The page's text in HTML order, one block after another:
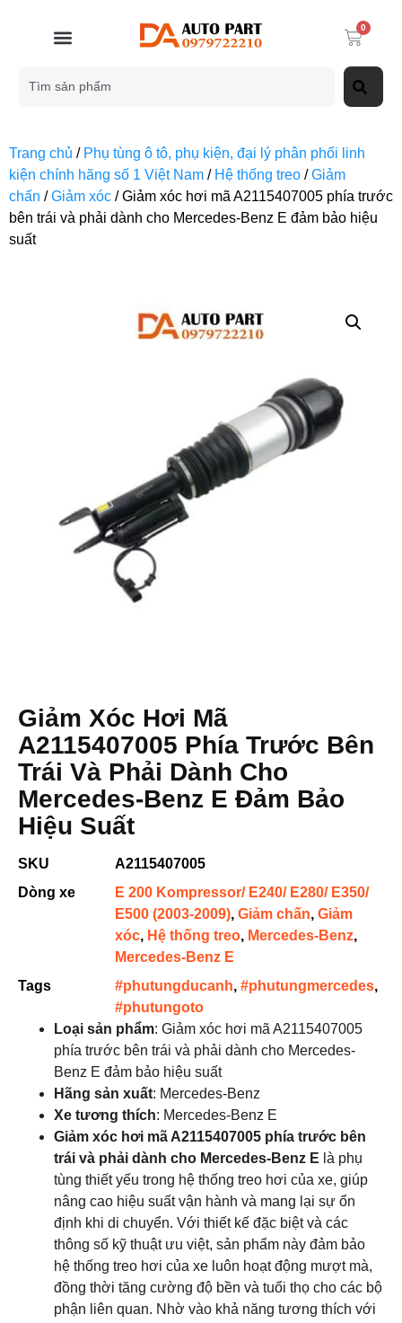
0
Trang chủ / Phụ tùng ô tô, phụ kiện, đại lý phân phối linh
kiện chính hãng số 1 Việt Nam / Hệ thống treo /Giảm
chấn /Giảm xóc / Giảm xóc hơi mã A2115407005 phía trước
bên trái và phải dành cho Mercedes-Benz E đảm bảo hiệu
suất
Giảm Xóc Hơi Mã
A2115407005 Phía Trước Bên
Trái Và Phải Dành Cho
Mercedes-Benz E Đảm Bảo
Hiệu Suất
SKU
A2115407005
Dòng xe
E 200 Kompressor/ E240/ E280/ E350/
E500 (2003-2009), Giảm chấn, Giảm
xóc, Hệ thống treo, Mercedes-Benz,
Mercedes-Benz E
Tags
#phutungducanh, #phutungmercedes,
#phutungoto
Loại sản phẩm: Giảm xóc hơi mã A2115407005
phía trước bên trái và phải dành cho Mercedes-
Benz E đảm bảo hiệu suất
Hãng sản xuất: Mercedes-Benz
Xe tương thích: Mercedes-Benz E
Giảm xóc hơi mã A2115407005 phía trước bên
trái và phải dành cho Mercedes-Benz E là phụ
tùng thiết yếu trong hệ thống treo hơi của xe, giúp
nâng cao hiệu suất vận hành và mang lại sự ổn
định khi di chuyển. Với thiết kế đặc biệt và các
thông số kỹ thuật ưu việt, sản phẩm này đảm bảo
hệ thống treo hơi của xe luôn hoạt động mượt mà,
đồng thời tăng cường độ bền và tuổi thọ cho các bộ
phận liên quan. Nhờ vào khả năng tương thích với